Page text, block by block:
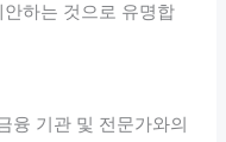
하는 것으로 유명합
융 기관 및 전문가와의